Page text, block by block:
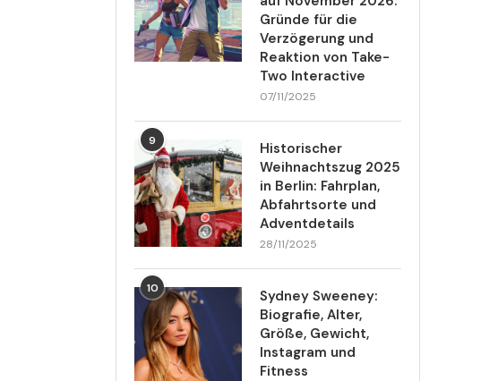
Gründe für die
Verzögerung und
Reaktion von Take-
Two Interactive
07/11/2025
9
Historischer
Weihnachtszug 2025
in Berlin: Fahrplan,
Abfahrtsorte und
Adventdetails
28/11/2025
10
Sydney Sweeney:
Biografie, Alter,
Größe, Gewicht,
Instagram und
Fitness